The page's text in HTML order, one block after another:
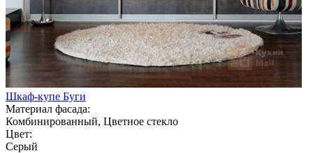
Шкаф-купе Буги
Материал фасада:
Комбинированный, Цветное стекло
Цвет:
Серый